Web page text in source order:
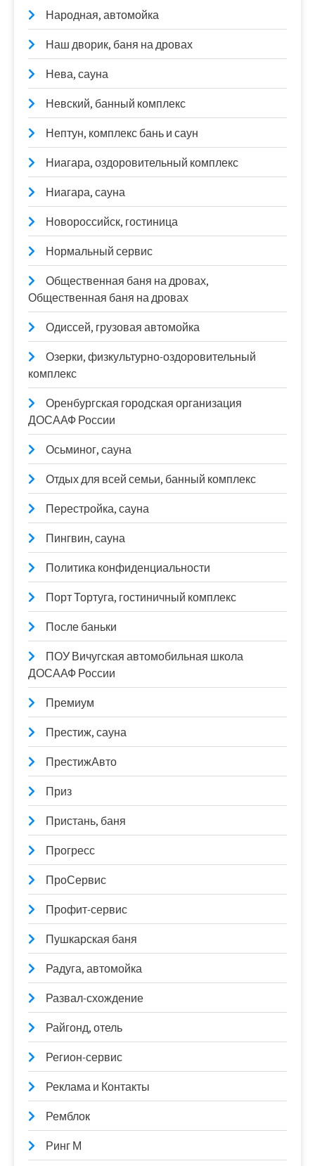
Народная, автомойка
Наш дворик, баня на дровах
Нева, сауна
Невский, банный комплекс
Нептун, комплекс бань и саун
Ниагара, оздоровительный комплекс
Ниагара, сауна
Новороссийск, гостиница
Нормальный сервис
Общественная баня на дровах,
Общественная баня на дровах
Одиссей, грузовая автомойка
Озерки, физкультурно-оздоровительный
комплекс
Оренбургская городская организация
ДОСААФ России
Осьминог, сауна
Отдых для всей семьи, банный комплекс
Перестройка, сауна
Пингвин, сауна
Политика конфиденциальности
Порт Тортуга, гостиничный комплекс
После баньки
ПОУ Вичугская автомобильная школа
ДОСААФ России
Премиум
Престиж, сауна
ПрестижАвто
Приз
Пристань, баня
Прогресс
ПроСервис
Профит-сервис
Пушкарская баня
Радуга, автомойка
Развал-схождение
Райгонд, отель
Регион-сервис
Реклама и Контакты
Ремблок
Ринг М